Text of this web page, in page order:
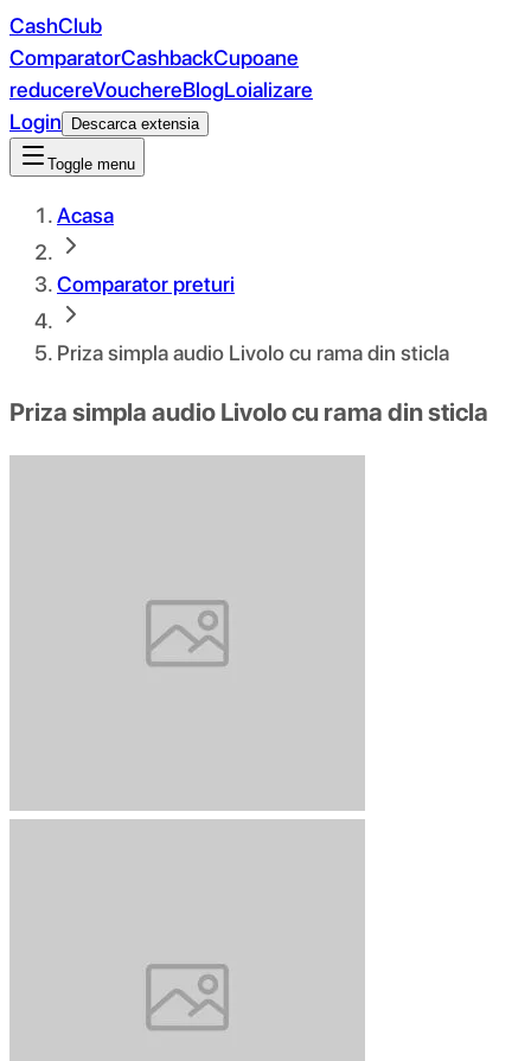
CashClub
ComparatorCashbackCupoane
reducereVouchereBlogLoializare
Login
Descarca extensia
Toggle menu
Acasa
Comparator preturi
Priza simpla audio Livolo cu rama din sticla
Priza simpla audio Livolo cu rama din sticla